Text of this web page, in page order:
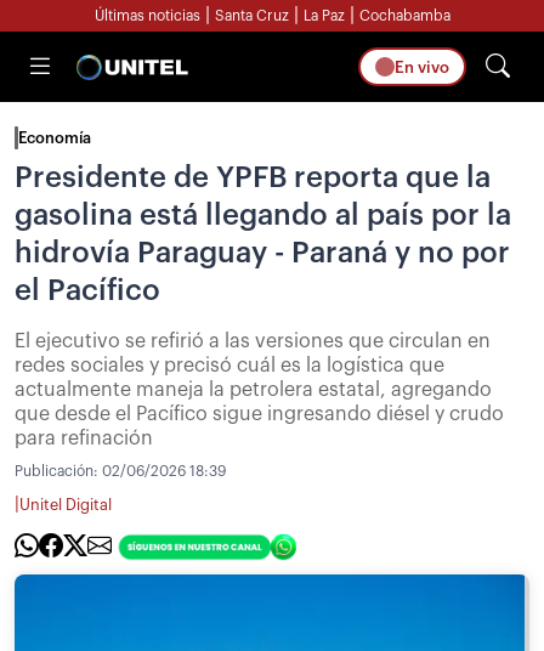
Últimas noticias Santa Cruz La Paz Cochabamba
En vivo
Economía
Presidente de YPFB reporta que la
gasolina está llegando al país por la
hidrovía Paraguay - Paraná y no por
el Pacífico
El ejecutivo se refirió a las versiones que circulan en
redes sociales y precisó cuál es la logística que
actualmente maneja la petrolera estatal, agregando
que desde el Pacífico sigue ingresando diésel y crudo
para refinación
Publicación: 02/06/2026 18:39
Unitel Digital